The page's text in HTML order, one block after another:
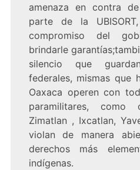
amenaza en contra
parte de la
compromiso del
brindarle
silencio que
federales, mismas que
Oaxaca operen con
paramilitares, como
Zimatlan , Ixcatlan,
violan de manera
derechos más
indígenas.